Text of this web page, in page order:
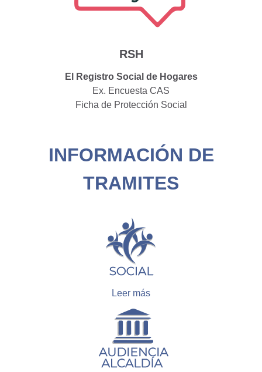
RSH
El Registro Social de Hogares
Ex. Encuesta CAS
Ficha de Protección Social
INFORMACIÓN DE
TRAMITES
Leer más